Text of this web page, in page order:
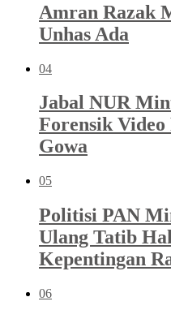
Amran Razak
Unhas Ada
04
Jabal NUR
Forensik Video
Gowa
05
Politisi PAN
Ulang Tatib
Kepentingan
06